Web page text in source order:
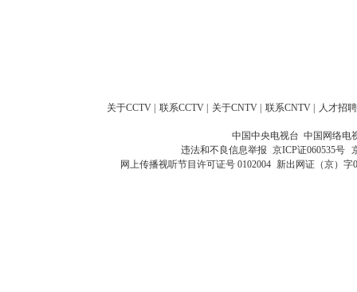
关于CCTV 联系CCTV 关于CNTV 联系CNTV 人才招聘
中国中央电视台 中国网络电
违法和不良信息举报 京ICP证060535号
网上传播视听节目许可证号 0102004 新出网证（京）